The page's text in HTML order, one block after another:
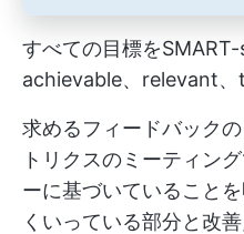
すべての目標を
achievable、relevant、
求めるフィードバック
トリクスのミーティン
ーに基づいていること
くいっている部分と改